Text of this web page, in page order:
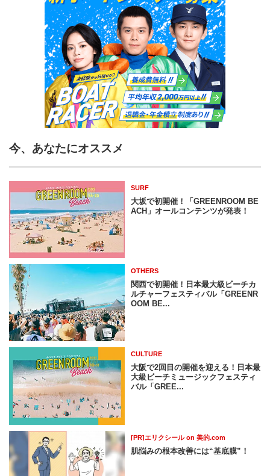
今、あなたにオススメ
SURF
大坂で初開催！「GREENROOM BE
ACH」オールコンテンツが発表！
OTHERS
関⻄で初開催！⽇本最⼤級ビーチカ
ルチャーフェスティバル「GREENR
OOM BE...
CULTURE
⼤阪で2回⽬の開催を迎える！⽇本最
大級ビーチミュージックフェスティ
バル「GREE...
[PR]エリクシール on 美的.com
肌悩みの根本改善には“基底膜”！